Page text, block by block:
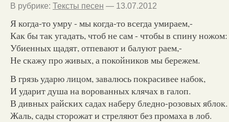
В рубрике: Тексты песен — 13.07.2012
Я когда-то умру - мы когда-то всегда умираем,-
Как бы так угадать, чтоб не сам - чтобы в спину ножом:
Убиенных щадят, отпевают и балуют раем,-
Не скажу про живых, а покойников мы бережем.
В грязь ударю лицом, завалюсь покрасивее набок,
И ударит душа на ворованных клячах в галоп.
В дивных райских садах наберу бледно-розовых яблок.
Жаль, сады сторожат и стреляют без промаха в лоб.